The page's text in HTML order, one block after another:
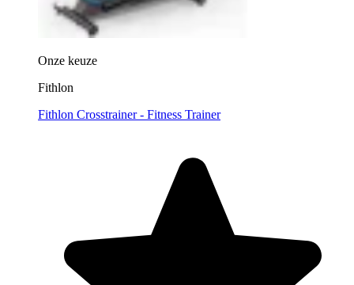
Onze keuze
Fithlon
Fithlon Crosstrainer - Fitness Trainer